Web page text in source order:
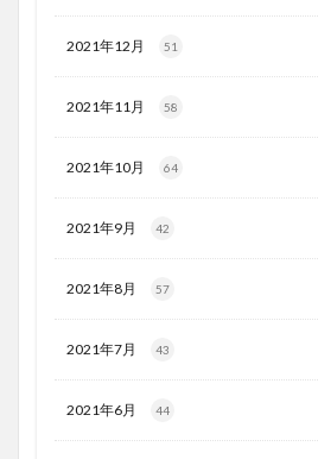
2021年12月 51
2021年11月 58
2021年10月 64
2021年9月 42
2021年8月 57
2021年7月 43
2021年6月 44